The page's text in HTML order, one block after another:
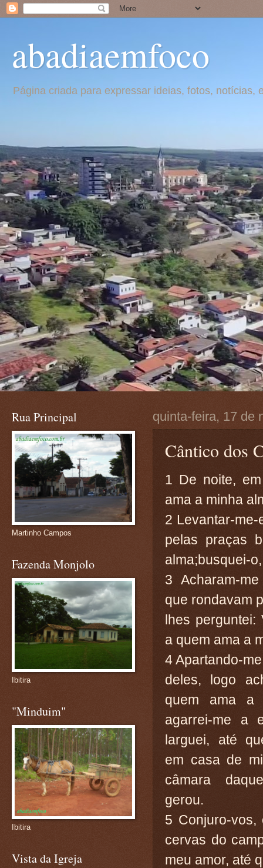
abadiaemfoco
Página criada para expressar ideias, fotos,
quinta-feira, 17 de
Cântico dos
1 De noite,
ama a minha
2 Levantar-
pelas praças
alma;busquei-
3 Acharam-
que rondavam
lhes perguntei:
a quem ama a
4 Apartando-
deles, logo
quem ama a
agarrei-me a
larguei, até
em casa de
câmara
gerou.
5 Conjuro-
cervas do
meu amor, até
Rua Principal
Martinho Campos
Fazenda Monjolo
Ibitira
"Minduim"
Ibitira
Vista da Igreja